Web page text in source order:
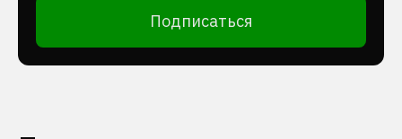
Подписаться